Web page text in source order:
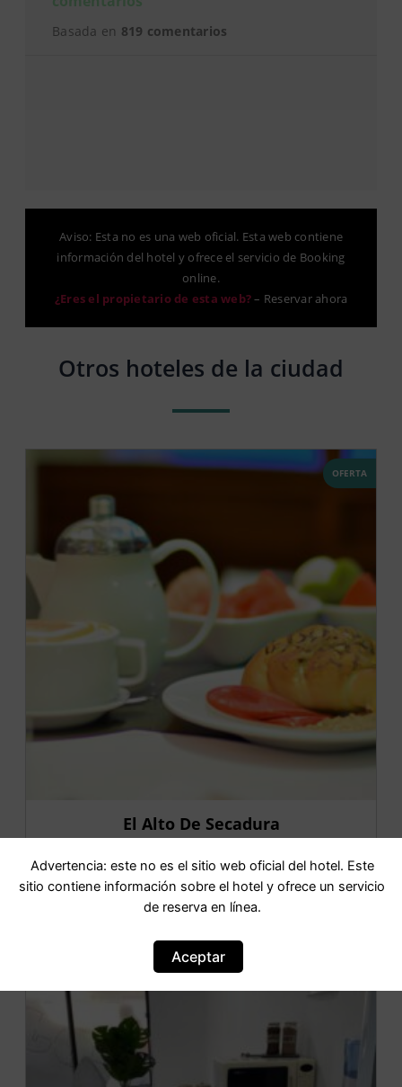
Basada en 819 comentarios
Aviso: Esta no es una web oficial. Esta web contiene
información del hotel y ofrece el servicio de Booking
online.
¿Eres el propietario de esta web?– Reservar ahora
Otros hoteles de la ciudad
OFERTA
El Alto De Secadura
IR AL HOTEL
Advertencia: este no es el sitio web oficial del hotel. Este
sitio contiene información sobre el hotel y ofrece un servicio
de reserva en línea.
Aceptar